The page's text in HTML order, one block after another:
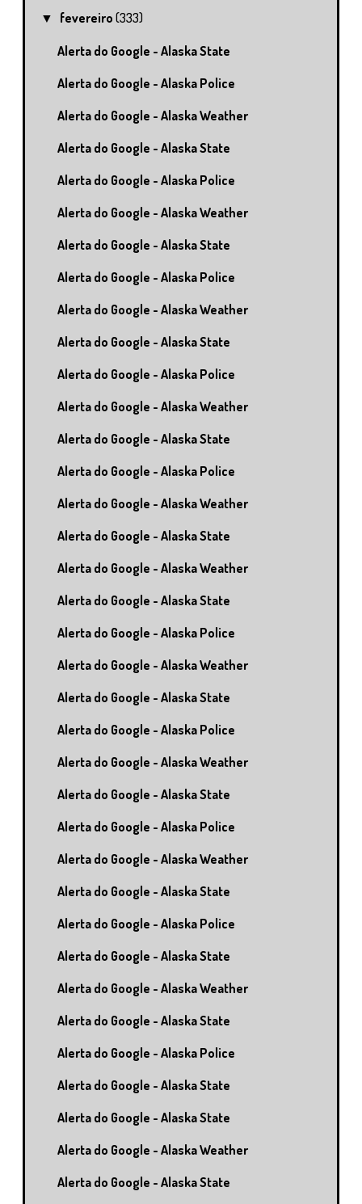
▼ fevereiro(333)
Alerta do Google - Alaska State
Alerta do Google - Alaska Police
Alerta do Google - Alaska Weather
Alerta do Google - Alaska State
Alerta do Google - Alaska Police
Alerta do Google - Alaska Weather
Alerta do Google - Alaska State
Alerta do Google - Alaska Police
Alerta do Google - Alaska Weather
Alerta do Google - Alaska State
Alerta do Google - Alaska Police
Alerta do Google - Alaska Weather
Alerta do Google - Alaska State
Alerta do Google - Alaska Police
Alerta do Google - Alaska Weather
Alerta do Google - Alaska State
Alerta do Google - Alaska Weather
Alerta do Google - Alaska State
Alerta do Google - Alaska Police
Alerta do Google - Alaska Weather
Alerta do Google - Alaska State
Alerta do Google - Alaska Police
Alerta do Google - Alaska Weather
Alerta do Google - Alaska State
Alerta do Google - Alaska Police
Alerta do Google - Alaska Weather
Alerta do Google - Alaska State
Alerta do Google - Alaska Police
Alerta do Google - Alaska State
Alerta do Google - Alaska Weather
Alerta do Google - Alaska State
Alerta do Google - Alaska Police
Alerta do Google - Alaska State
Alerta do Google - Alaska State
Alerta do Google - Alaska Weather
Alerta do Google - Alaska State